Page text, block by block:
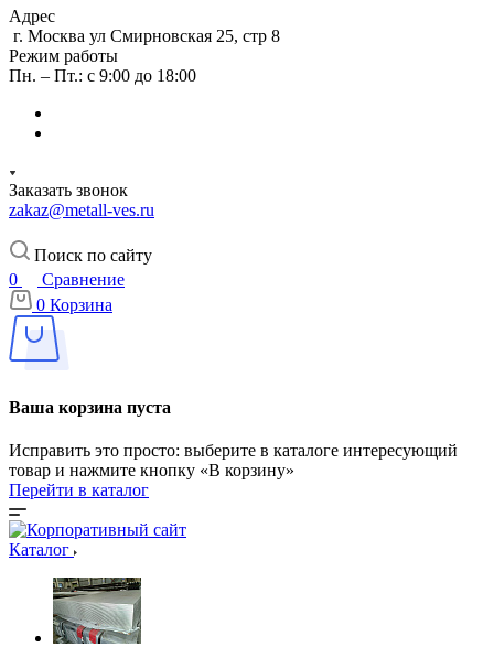
Адрес
г. Москва ул Смирновская 25, стр 8
Режим работы
Пн. – Пт.: с 9:00 до 18:00
Заказать звонок
zakaz@metall-ves.ru
Поиск по сайту
0
Сравнение
0 Корзина
Ваша корзина пуста
Исправить это просто: выберите в каталоге интересующий
товар и нажмите кнопку «В корзину»
Перейти в каталог
Каталог